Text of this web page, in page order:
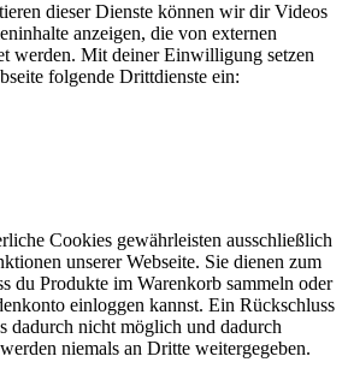
dieser Dienste können wir dir Videos
anzeigen, die von externen
werden. Mit deiner Einwilligung setzen
folgende Drittdienste ein:
Cookies gewährleisten ausschließlich
unserer Webseite. Sie dienen zum
du Produkte im Warenkorb sammeln oder
einloggen kannst. Ein Rückschluss
dadurch nicht möglich und dadurch
niemals an Dritte weitergegeben.